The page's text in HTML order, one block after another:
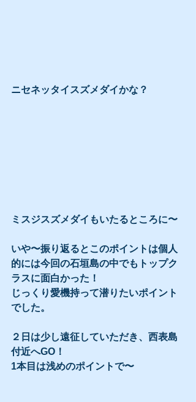
ニセネッタイスズメダイかな？
ミスジスズメダイもいたるところに〜
いや〜振り返るとこのポイントは個人
的には今回の石垣島の中でもトップク
ラスに面白かった！
じっくり愛機持って潜りたいポイント
でした。
２日は少し遠征していただき、西表島
付近へGO！
1本目は浅めのポイントで〜